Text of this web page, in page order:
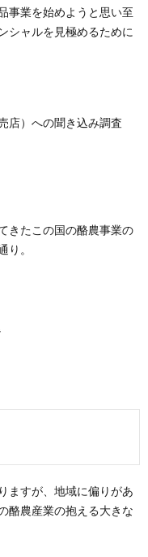
事業を始めようと思い至
シャルを見極めるために
店）への聞き込み調査
きたこの国の酪農事業の
り。
ますが、地域に偏りがあ
酪農産業の抱える大きな